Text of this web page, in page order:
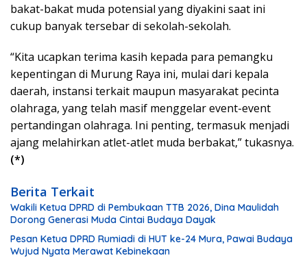
bakat-bakat muda potensial yang diyakini saat ini
cukup banyak tersebar di sekolah-sekolah.
“Kita ucapkan terima kasih kepada para pemangku
kepentingan di Murung Raya ini, mulai dari kepala
daerah, instansi terkait maupun masyarakat pecinta
olahraga, yang telah masif menggelar event-event
pertandingan olahraga. Ini penting, termasuk menjadi
ajang melahirkan atlet-atlet muda berbakat,” tukasnya.
(*)
Berita Terkait
Wakili Ketua DPRD di Pembukaan TTB 2026, Dina Maulidah
Dorong Generasi Muda Cintai Budaya Dayak
Pesan Ketua DPRD Rumiadi di HUT ke-24 Mura, Pawai Budaya
Wujud Nyata Merawat Kebinekaan